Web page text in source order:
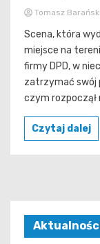
Tomasz Barański
Scena, która
miejsce na
firmy DPD, w
zatrzymać swój
czym rozpoczął
Czytaj dalej